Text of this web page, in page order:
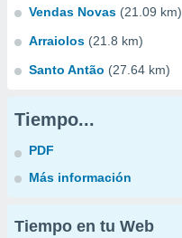
Vendas Novas (21.09 km)
Arraiolos (21.8 km)
Santo Antão (27.64 km)
Tiempo...
PDF
Más información
Tiempo en tu Web